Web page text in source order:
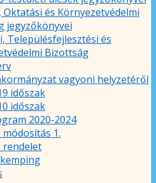
Oktatási és Környezetvédelmi
jegyzőkönyvei
Településfejlesztési és
Bizottság
vagyoni helyzetéről
időszak
időszak
2020-2024
módosítás 1.
rendelet